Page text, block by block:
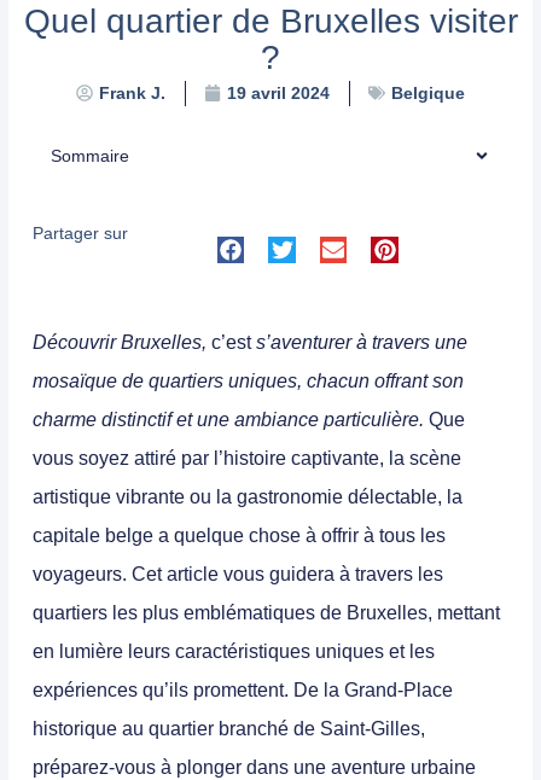
Quel quartier de Bruxelles visiter
?
Frank J. 19 avril 2024 Belgique
Sommaire
Partager sur
Découvrir Bruxelles, c’ests’aventurer à travers une
mosaïque de quartiers uniques, chacun offrant son
charme distinctif et une ambiance particulière. Que
vous soyez attiré par l’histoire captivante, la scène
artistique vibrante ou la gastronomie délectable, la
capitale belge a quelque chose à offrir à tous les
voyageurs. Cet article vous guidera à travers les
quartiers les plus emblématiques de Bruxelles, mettant
en lumière leurs caractéristiques uniques et les
expériences qu’ils promettent. De la Grand-Place
historique au quartier branché de Saint-Gilles,
préparez-vous à plonger dans une aventure urbaine